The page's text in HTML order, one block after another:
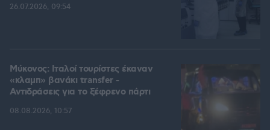
26.07.2026, 09:54
Μύκονος: Ιταλοί τουρίστες έκαναν
«κλαμπ» βανάκι transfer -
Αντιδράσεις για το ξέφρενο πάρτι
08.08.2026, 10:57